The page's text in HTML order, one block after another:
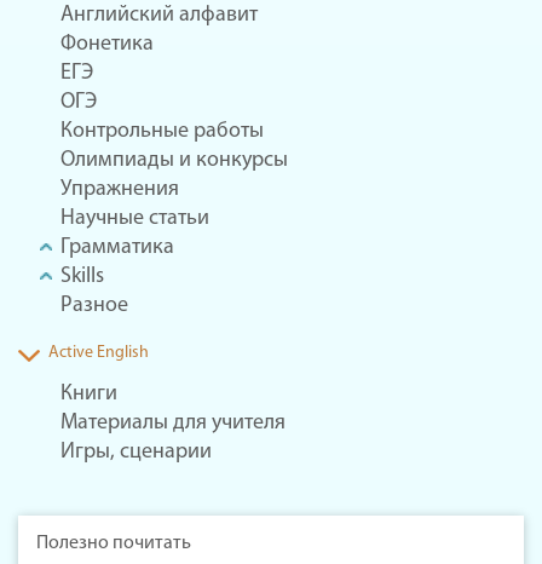
Английский алфавит
Фонетика
ЕГЭ
ОГЭ
Контрольные работы
Олимпиады и конкурсы
Упражнения
Научные статьи
Грамматика
Skills
Разное
Active English
Книги
Материалы для учителя
Игры, сценарии
Полезно почитать